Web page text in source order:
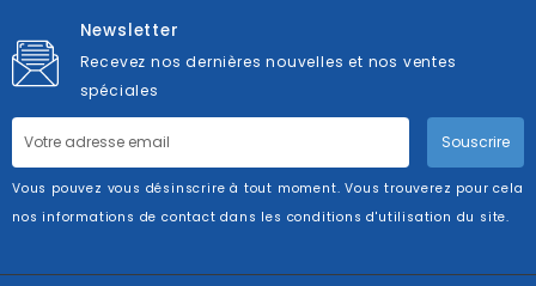
Newsletter
Recevez nos dernières nouvelles et nos ventes
spéciales
Souscrire
Vous pouvez vous désinscrire à tout moment. Vous trouverez pour cela
nos informations de contact dans les conditions d'utilisation du site.